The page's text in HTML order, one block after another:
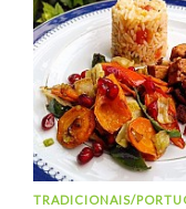
TRADICIONAIS/